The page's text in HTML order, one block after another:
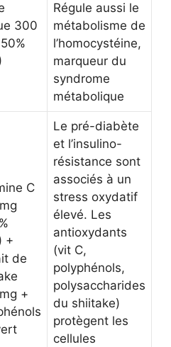
300
Régule aussi le
métabolisme de
l’homocystéine,
marqueur du
syndrome
métabolique
C
+
de
+
Le pré-diabète
et l’insulino-
résistance sont
associés à un
stress oxydatif
élevé. Les
antioxydants
(vit C,
polyphénols,
polysaccharides
du shiitake)
protègent les
cellules